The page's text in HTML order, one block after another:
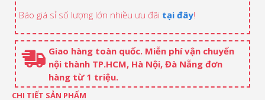
Báo giá sỉ số lượng lớn nhiều ưu đãi tại đây!
Giao hàng toàn quốc. Miễn phí vận chuyển
nội thành TP.HCM, Hà Nội, Đà Nẵng đơn
hàng từ 1 triệu.
CHI TIẾT SẢN PHẨM